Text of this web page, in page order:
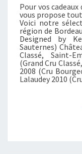
Pour vos cadeaux
vous propose
Voici notre
région de
Designed by
Sauternes)
Classé, Saint-
(Grand Cru
2008 (Cru
Lalaudey 2010